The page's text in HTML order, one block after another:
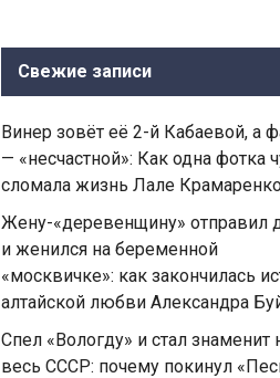
Свежие записи
Винер зовёт её 2-й Кабаевой, а
— «несчастной»: Как одна фотка
сломала жизнь Лале
Жену-«деревенщину» отправил
и женился на беременной
«москвичке»: как закончилась
алтайской любви Александра
Спел «Вологду» и стал знаменит
весь СССР: почему покинул